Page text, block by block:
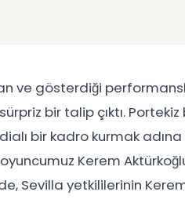
ve gösterdiği
bir talip çıktı. Portekiz
bir kadro kurmak
Kerem
Sevilla yetkililerinin